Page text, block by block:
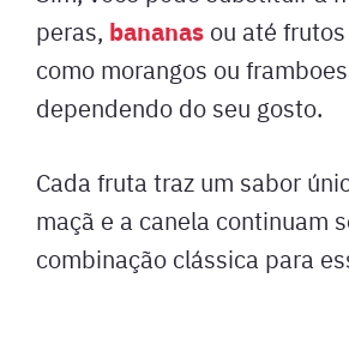
peras, bananas ou até
como morangos ou
dependendo do seu gosto.
Cada fruta traz um sabor
maçã e a canela continuam
combinação clássica para